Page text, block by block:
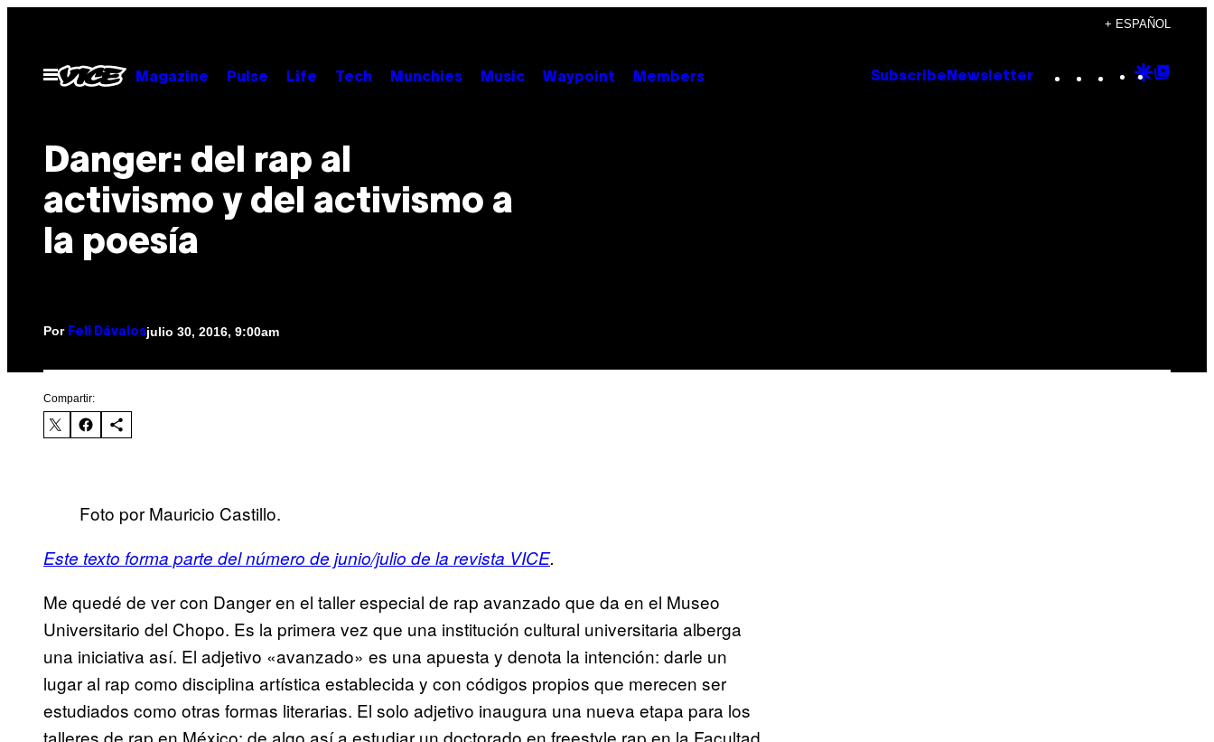
contenido
+ ESPAÑOL
Abrir
Menú
Magazine Pulse Life Tech Munchies Music Waypoint Members Subscribe Newsletter Instagram
TikTok
YouTube
Google
Danger: del rap al
activismo y del activismo a
la poesía
Por Feli Dávalosjulio 30, 2016, 9:00am
Compartir:
Foto por Mauricio Castillo.
Este texto forma parte del número de junio/julio de la revista VICE.
Me quedé de ver con Danger en el taller especial de rap avanzado que da en el Museo
Universitario del Chopo. Es la primera vez que una institución cultural universitaria alberga
una iniciativa así. El adjetivo «avanzado» es una apuesta y denota la intención: darle un
lugar al rap como disciplina artística establecida y con códigos propios que merecen ser
estudiados como otras formas literarias. El solo adjetivo inaugura una nueva etapa para los